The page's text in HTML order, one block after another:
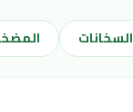
السخانات